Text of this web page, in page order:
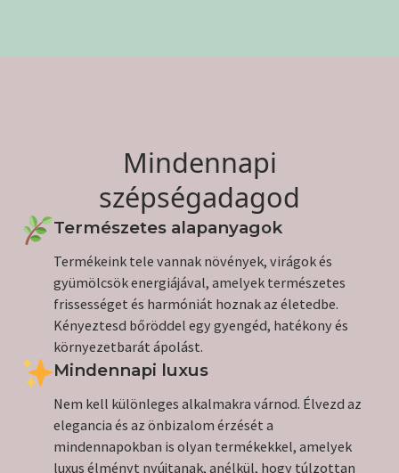
Mindennapi
szépségadagod
Természetes alapanyagok
Termékeink tele vannak növények, virágok és
gyümölcsök energiájával, amelyek természetes
frissességet és harmóniát hoznak az életedbe.
Kényeztesd bőröddel egy gyengéd, hatékony és
környezetbarát ápolást.
Mindennapi luxus
Nem kell különleges alkalmakra várnod. Élvezd az
elegancia és az önbizalom érzését a
mindennapokban is olyan termékekkel, amelyek
luxus élményt nyújtanak, anélkül, hogy túlzottan